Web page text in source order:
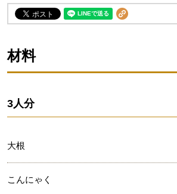
材料
3人分
大根
こんにゃく